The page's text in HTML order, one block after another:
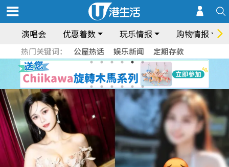
演唱会 优惠着数 玩乐情报 购物情报
热门关键词： 公屋热话 娱乐新闻 定期存款